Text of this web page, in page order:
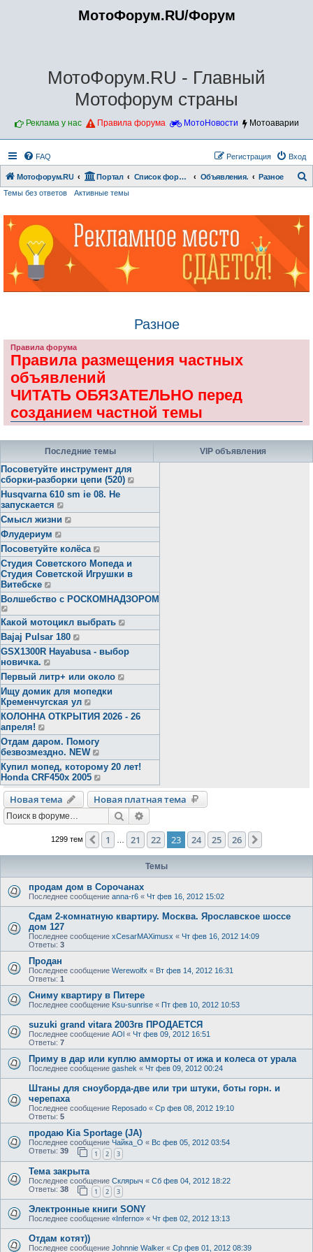
МотоФорум.RU/Форум
МотоФорум.RU - Главный
Мотофорум страны
Реклама у нас Правила форума МотоНовости Мотоаварии
FAQ Вход
Регистрация
Мотофорум.RU Портал Список форумов Объявления. Разное
Темы без ответов Активные темы
Разное
Правила форума
Правила размещения частных
объявлений
ЧИТАТЬ ОБЯЗАТЕЛЬНО перед
созданием частной темы
Последние темы
Посоветуйте инструмент для
сборки-разборки цепи (520)
Husqvarna 610 sm ie 08. Не
запускается
Смысл жизни
Флудериум
Посоветуйте колёса
Студия Советского Мопеда и
Студия Советской Игрушки в
Витебске
Волшебство с РОСКОМНАДЗОРОМ
Какой мотоцикл выбрать
Bajaj Pulsar 180
GSX1300R Hayabusa - выбор
новичка.
Первый литр+ или около
Ищу домик для мопедки
Кременчугская ул
КОЛОННА ОТКРЫТИЯ 2026 - 26
апреля!
Отдам даром. Помогу
безвозмездно. NEW
Купил мопед, которому 20 лет!
Honda CRF450x 2005
VIP объявления
Новая тема
Новая платная тема
Поиск
1299 тем Пред.
1 21 22 23 24 25 26
Темы
продам дом в Сорочанах
Последнее сообщение anna-r6 « Чт фев 16, 2012 15:02
Сдам 2-комнатную квартиру. Москва. Ярославское шоссе
дом 127
Последнее сообщение xCesarMAXimusx « Чт фев 16, 2012 14:09
Ответы: 3
Продан
Последнее сообщение Werewolfx « Вт фев 14, 2012 16:31
Ответы: 1
Сниму квартиру в Питере
Последнее сообщение Ksu-sunrise « Пт фев 10, 2012 10:53
suzuki grand vitara 2003гв ПРОДАЕТСЯ
Последнее сообщение AOl « Чт фев 09, 2012 16:51
Ответы: 7
Приму в дар или куплю амморты от ижа и колеса от урала
Последнее сообщение gashek « Чт фев 09, 2012 00:24
Штаны для сноуборда-две или три штуки, боты горн. и
черепаха
Последнее сообщение Reposado « Ср фев 08, 2012 19:10
Ответы: 5
продаю Kia Sportage (JA)
Последнее сообщение Чайка_О « Вс фев 05, 2012 03:54
Ответы: 39 1 2 3
Тема закрыта
Последнее сообщение Склярыч « Сб фев 04, 2012 18:22
Ответы: 38 1 2 3
Электронные книги SONY
Последнее сообщение «Inferno» « Чт фев 02, 2012 13:13
Отдам котят))
Последнее сообщение Johnnie Walker « Ср фев 01, 2012 08:39